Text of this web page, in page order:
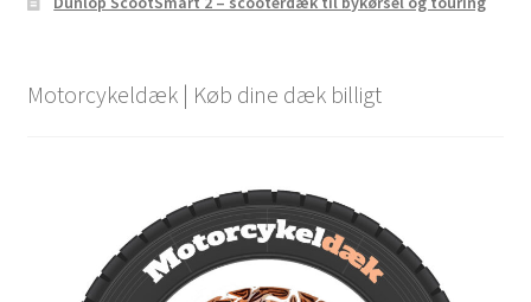
Motorcykeldæk | Køb dine dæk billigt